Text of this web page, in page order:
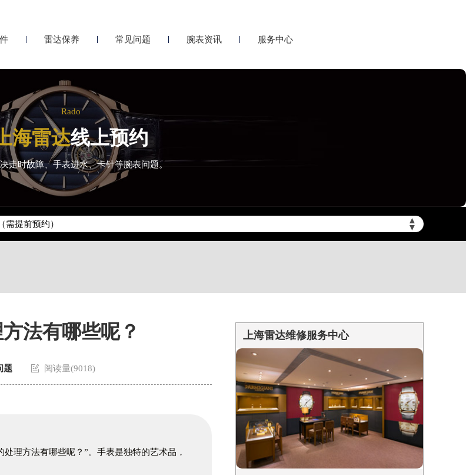
雷达保养 常见问题 腕表资讯 服务中心
Rado
海雷达线上预约
走时故障、手表进水、卡针等腕表问题。
▲
▼
提前预约）
（需提前预约）
雷达售后服务中心（需提前预约）
法有哪些呢？
题  阅读量(9018)
理方法有哪些呢？”。手表是独特的艺术品，
上海雷达维修服务中心